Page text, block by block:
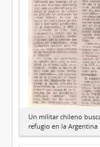
Un militar chileno
refugio en la Argentina